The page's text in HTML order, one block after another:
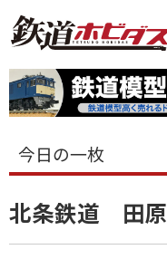
今日の一枚
北条鉄道 田原